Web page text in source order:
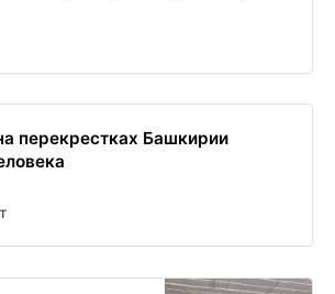
перекрестках Башкирии